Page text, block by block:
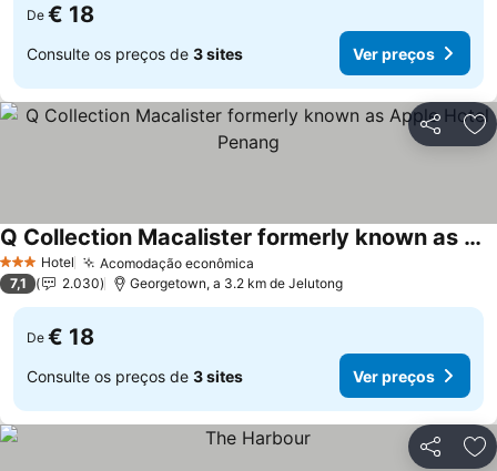
De € 18
Consulte os preços de 3 sites Ver preços
Partilhar
3 EstrelasHotel Acomodação econômica
Q Collection Macalister formerly known as Apple Hotel Penang
7,1 2.030 Georgetown, a 3.2 km de Jelutong
De € 18
Consulte os preços de 3 sites Ver preços
Partilhar